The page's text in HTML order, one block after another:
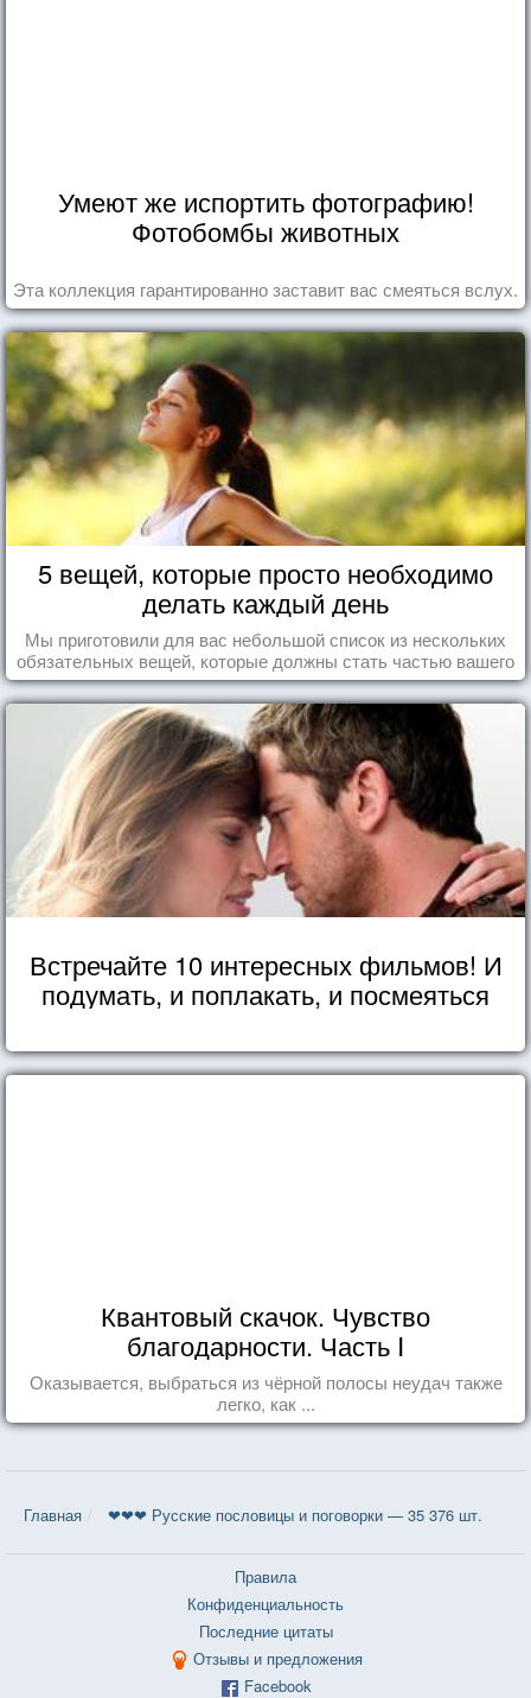
Умеют же испортить фотографию!
Фотобомбы животных
Эта коллекция гарантированно заставит вас смеяться вслух.
5 вещей, которые просто необходимо
делать каждый день
Мы приготовили для вас небольшой список из нескольких
обязательных вещей, которые должны стать частью вашего
дня.
Встречайте 10 интересных фильмов! И
подумать, и поплакать, и посмеяться
Квантовый скачок. Чувство
благодарности. Часть I
Оказывается, выбраться из чёрной полосы неудач также
легко, как ...
Главная ❤❤❤ Русские пословицы и поговорки — 35 376 шт.
Правила
Конфиденциальность
Последние цитаты
Отзывы и предложения
Facebook